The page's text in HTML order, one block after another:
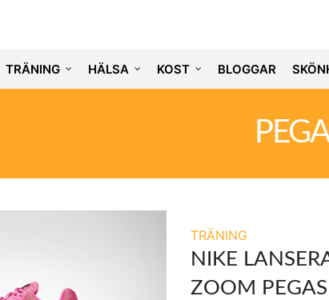
TRÄNING HÄLSA KOST BLOGGAR
TRÄNING
NIKE
ZOOM